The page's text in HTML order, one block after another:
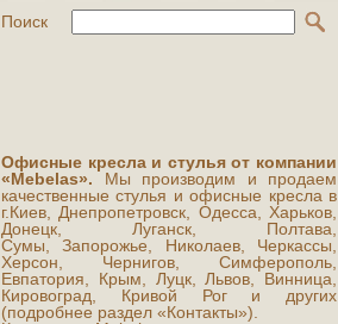
Поиск
Офисные кресла и стулья от компании
«Mebelas». Мы производим и продаем
качественные стулья и офисные кресла в
г.Киев, Днепропетровск, Одесса, Харьков,
Донецк, Луганск, Полтава,
Сумы, Запорожье, Николаев, Черкассы,
Херсон, Чернигов, Симферополь,
Евпатория, Крым, Луцк, Львов, Винница,
Кировоград, Кривой Рог и других
(подробнее раздел «Контакты»).